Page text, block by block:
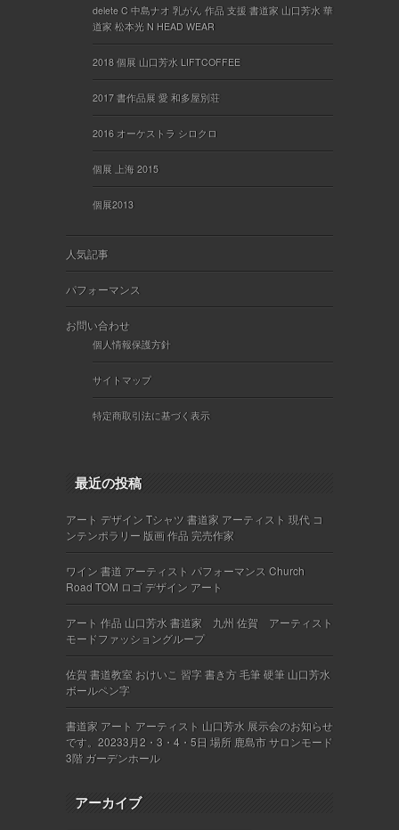
delete C 中島ナオ 乳がん 作品 支援 書道家 山口芳水 華
道家 松本光 N HEAD WEAR
2018 個展 山口芳水 LIFTCOFFEE
2017 書作品展 愛 和多屋別荘
2016 オーケストラ シロクロ
個展 上海 2015
個展2013
人気記事
パフォーマンス
お問い合わせ
個人情報保護方針
サイトマップ
特定商取引法に基づく表示
最近の投稿
アート デザイン Tシャツ 書道家 アーティスト 現代 コ
ンテンポラリー 版画 作品 完売作家
ワイン 書道 アーティスト パフォーマンス Church
Road TOM ロゴ デザイン アート
アート 作品 山口芳水 書道家 九州 佐賀 アーティスト
モードファッショングループ
佐賀 書道教室 おけいこ 習字 書き方 毛筆 硬筆 山口芳水
ボールペン字
書道家 アート アーティスト 山口芳水 展示会のお知らせ
です。20233月2・3・4・5日 場所 鹿島市 サロンモード
3階 ガーデンホール
アーカイブ